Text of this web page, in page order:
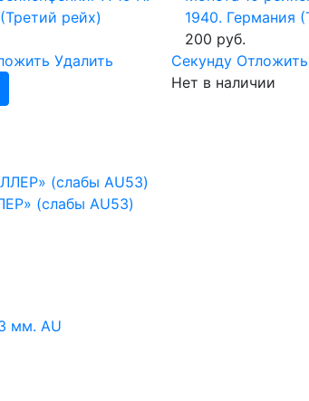
рейх)
Удалить
1940. Германия
200 руб.
Cекунду Отложить
Нет в наличии
(слабы AU53)
мм. AU